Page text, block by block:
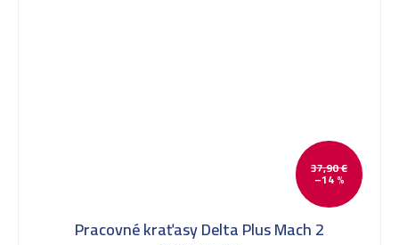
37,90 €
–14 %
Pracovné kraťasy Delta Plus Mach 2